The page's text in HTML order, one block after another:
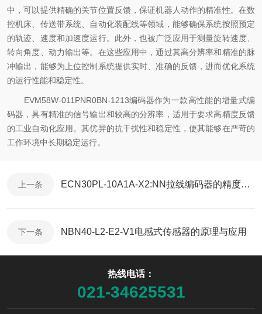
中，可以提供精确的关节位置反馈，保证机器人动作的精准性。在数
控机床、传送带系统、自动化装配线等领域，能够确保系统按照预定
的轨迹、速度和加速度运行。此外，也被广泛应用于测量旋转速度、
转向角度、动力输出等。在这些应用中，通过其高分辨率和精准的脉
冲输出，能够为上位控制系统提供实时、准确的反馈，进而优化系统
的运行性能和稳定性。
EVM58W-011PNR0BN-1213编码器作为一款高性能的增量式编
码器，具有精准的信号输出和较高的分辨率，适用于要求高精度反馈
的工业自动化应用。其优异的抗干扰性和稳定性，使其能够在严苛的
工作环境中长期稳定运行。
上一条 ECN30PL-10A1A-X2:NN拉线编码器的精度提升
下一条 NBN40-L2-E2-V1电感式传感器的原理与应用
热线电话：
021-34625531